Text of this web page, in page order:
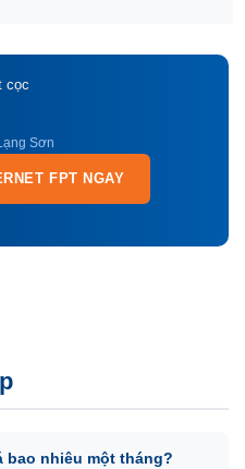
cọc
Sơn
FPT NGAY
bao nhiêu một tháng?